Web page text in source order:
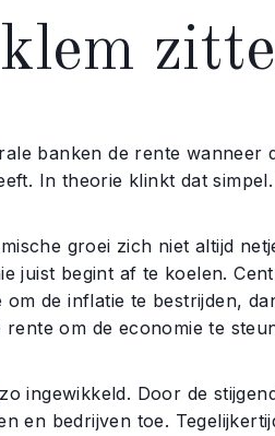
banken de rente wanneer
In theorie klinkt dat
groei zich niet altijd
juist begint af te koelen.
de inflatie te bestrijden,
om de economie te
zo ingewikkeld. Door de
en bedrijven toe.